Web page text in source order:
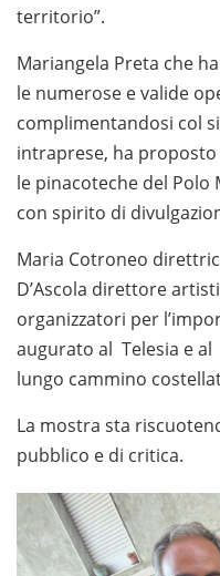
territorio”.
Mariangela Preta che
le numerose e valide
complimentandosi col
intraprese, ha
le pinacoteche del Polo
con spirito di
Maria Cotroneo
D’Ascola direttore
organizzatori per
augurato al Telesia e
lungo cammino
La mostra sta
pubblico e di critica.